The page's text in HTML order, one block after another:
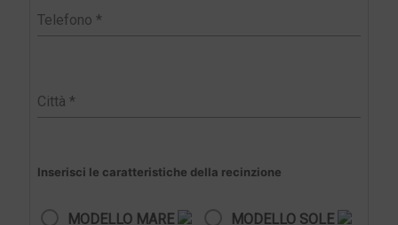
Inserisci le caratteristiche della recinzione
MODELLO MARE
MODELLO SOLE